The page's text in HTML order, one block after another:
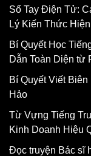
Sổ Tay Điện Tử:
Lý Kiến Thức
Bí Quyết Học
Dẫn Toàn Diện từ
Bí Quyết Viết
Hảo
Từ Vựng Tiếng
Kinh Doanh Hiệu
Đọc truyện Bác sĩ